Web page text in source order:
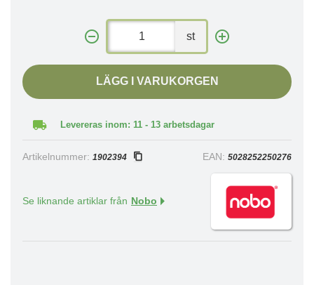
st
LÄGG I VARUKORGEN
Levereras inom: 11 - 13 arbetsdagar
Artikelnummer: 1902394 EAN: 5028252250276
Se liknande artiklar från Nobo